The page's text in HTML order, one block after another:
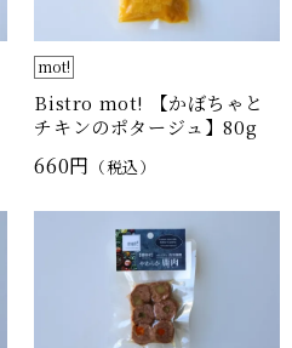
mot!
Bistro mot! 【かぼちゃと
チキンのポタージュ】80g
660円 （税込）